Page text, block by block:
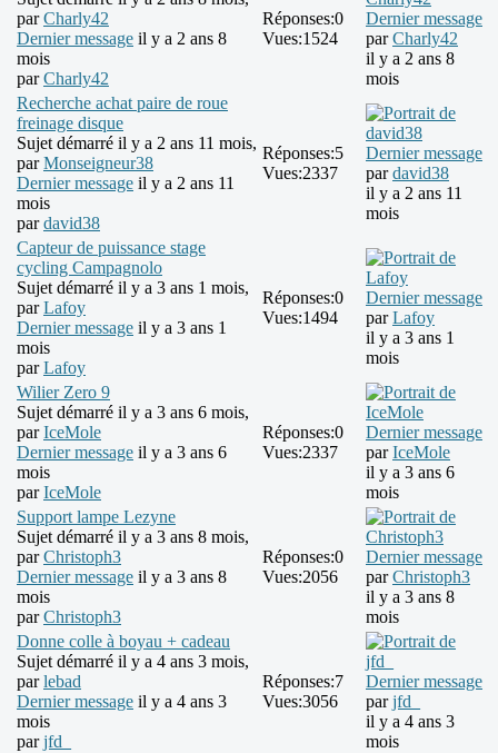
parCharly42
Dernier message il y a 2 ans 8
mois
parCharly42
Réponses:0
Vues:1524
Dernier message
parCharly42
il y a 2 ans 8
mois
Recherche achat paire de roue
freinage disque
Sujet démarré il y a 2 ans 11 mois,
parMonseigneur38
Dernier message il y a 2 ans 11
mois
pardavid38
Réponses:5
Vues:2337
Dernier message
pardavid38
il y a 2 ans 11
mois
Capteur de puissance stage
cycling Campagnolo
Sujet démarré il y a 3 ans 1 mois,
parLafoy
Dernier message il y a 3 ans 1
mois
parLafoy
Réponses:0
Vues:1494
Dernier message
parLafoy
il y a 3 ans 1
mois
Wilier Zero 9
Sujet démarré il y a 3 ans 6 mois,
parIceMole
Dernier message il y a 3 ans 6
mois
parIceMole
Réponses:0
Vues:2337
Dernier message
parIceMole
il y a 3 ans 6
mois
Support lampe Lezyne
Sujet démarré il y a 3 ans 8 mois,
parChristoph3
Dernier message il y a 3 ans 8
mois
parChristoph3
Réponses:0
Vues:2056
Dernier message
parChristoph3
il y a 3 ans 8
mois
Donne colle à boyau + cadeau
Sujet démarré il y a 4 ans 3 mois,
parlebad
Dernier message il y a 4 ans 3
mois
parjfd_
Réponses:7
Vues:3056
Dernier message
parjfd_
il y a 4 ans 3
mois